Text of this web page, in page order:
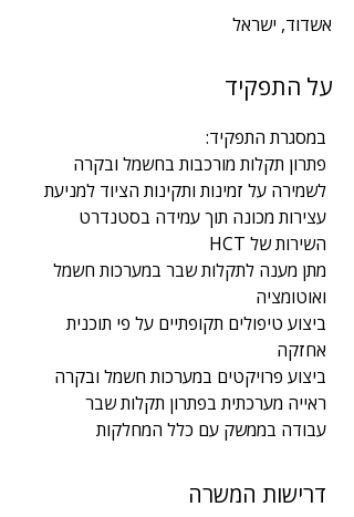
אשדוד, ישראל
2
תחום
הנדסת חשמל ואלקטרוניקה
על התפקיד
במסגרת התפקיד:
פתרון תקלות מורכבות בחשמל ובקרה
לשמירה על זמינות ותקינות הציוד למניעת
עצירות מכונה תוך עמידה בסטנדרט
השירות של HCT
מתן מענה לתקלות שבר במערכות חשמל
ואוטומציה
ביצוע טיפולים תקופתיים על פי תוכנית
אחזקה
ביצוע פרויקטים במערכות חשמל ובקרה
ראייה מערכתית בפתרון תקלות שבר
עבודה בממשק עם כלל המחלקות
דרישות המשרה